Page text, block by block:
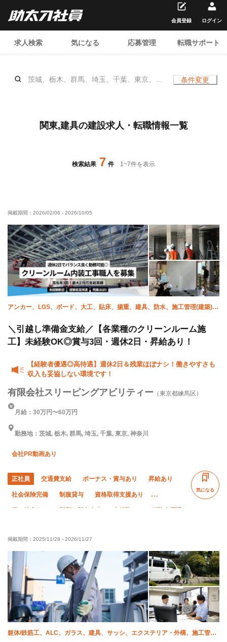
求人検索 気になる 応募管理 転職サポート
会員登録 ログイン
茨城、栃木、群馬、埼玉、千葉、東京、神
条件変更
関東,建具の建設求人・転職情報一覧
検索結果 7 件 1~7件を表示
掲載期間： 2026/02/06 - 2026/10/05
アンカー、LGS、ボード、大工、貼床、揚重、建具、防水、施工管理(建築)、
＼引越し準備金支給／【各業種のクリーンルーム施
工】未経験OK◎賞与3回・週休2日・昇給あり！
【経験者優遇◎高待遇】週休2日＆残業ほぼナシ！働きやすさも
収入も妥協しない環境です！
有限会社スリーピングアビリティー （東京都練馬区）
月給：30万円〜60万円
勤務地：茨城, 栃木, 群馬, 埼玉, 千葉, 東京, 神奈川
会社PR動画あり
正社員 交通費支給 ボーナス・賞与あり 昇給あり
社会保険完備 制服貸与 資格取得支援あり
寮・社宅あり 髪型・髪色自由 未経験OK 経験者優遇
車・バイク通勤OK 残業ゼロ
気になる
掲載期間： 2025/11/28 - 2026/11/27
躯体/鉄筋工、ALC、ガラス、建具、サッシ、エクステリア・外構、施工管理